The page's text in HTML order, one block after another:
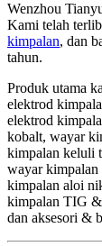
Wenzhou
Kami telah
kimpalan, dan
tahun.
Produk utama
elektrod
elektrod
kobalt, wayar
kimpalan keluli
wayar
kimpalan aloi
kimpalan TIG
dan aksesori &